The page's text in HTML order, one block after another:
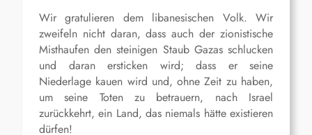
Wir gratulieren dem libanesischen Volk. Wir
zweifeln nicht daran, dass auch der zionistische
Misthaufen den steinigen Staub Gazas schlucken
und daran ersticken wird; dass er seine
Niederlage kauen wird und, ohne Zeit zu haben,
um seine Toten zu betrauern, nach Israel
zurückkehrt, ein Land, das niemals hätte existieren
dürfen!